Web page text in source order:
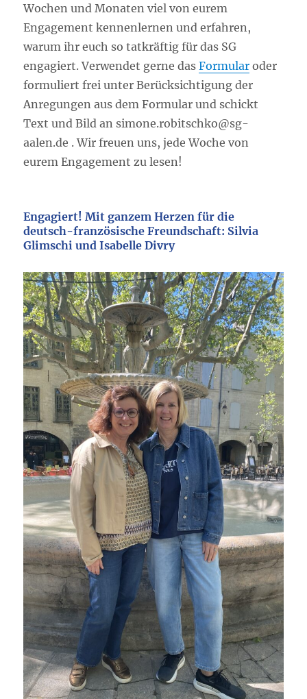
Wochen und Monaten viel von eurem
Engagement kennenlernen und erfahren,
warum ihr euch so tatkräftig für das SG
engagiert. Verwendet gerne dasFormular oder
formuliert frei unter Berücksichtigung der
Anregungen aus dem Formular und schickt
Text und Bild an simone.robitschko@sg-
aalen.de . Wir freuen uns, jede Woche von
eurem Engagement zu lesen!
Engagiert! Mit ganzem Herzen für die
deutsch-französische Freundschaft: Silvia
Glimschi und Isabelle Divry